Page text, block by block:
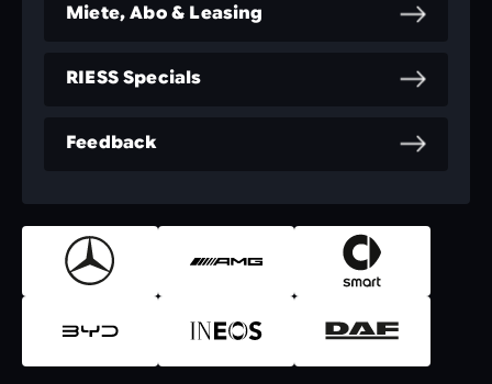
Miete, Abo & Leasing
RIESS Specials
Feedback